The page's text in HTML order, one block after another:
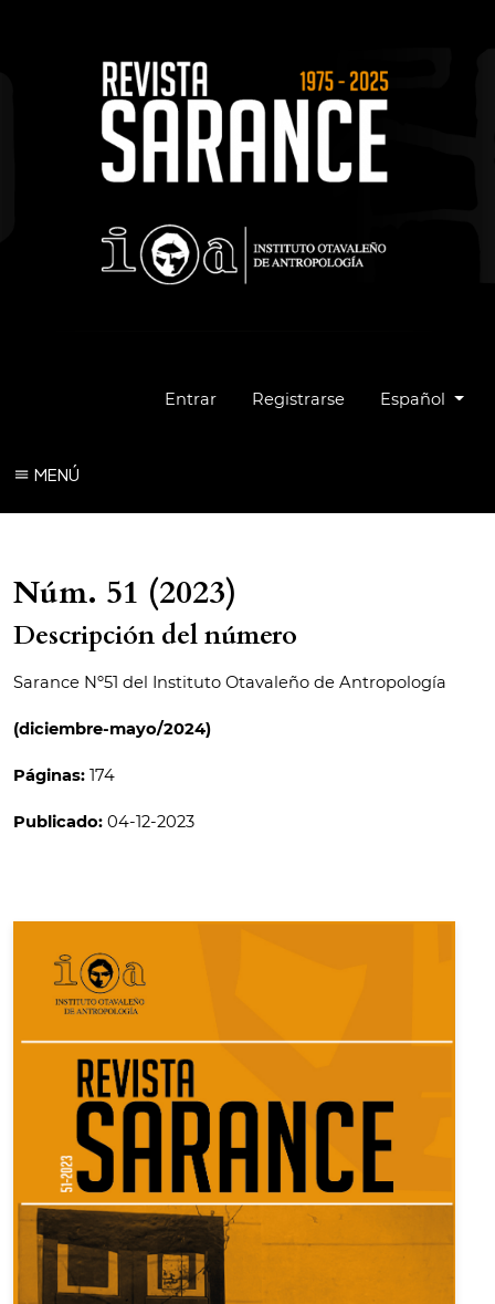
Entrar Registrarse Cambiar el
Español
MENÚ
Núm. 51 (2023)
Descripción del número
Sarance Nº51 del Instituto Otavaleño de Antropología
(diciembre-mayo/2024)
Páginas: 174
Publicado: 04-12-2023